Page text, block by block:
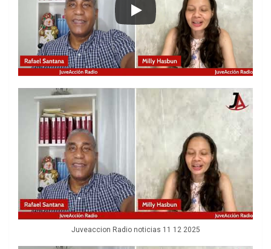
Juveaccion Radio noticias 11 12 2025